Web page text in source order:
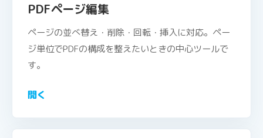
PDFページ編集
ページの並べ替え・削除・回転・挿入に対応。ペー
ジ単位でPDFの構成を整えたいときの中心ツールで
す。
開く